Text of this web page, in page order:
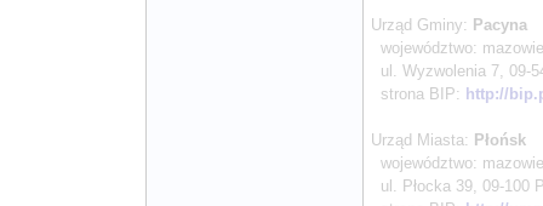
Urząd Gminy: Pacyna
województwo:
ul. Wyzwolenia 7, 09-
strona BIP: http://
Urząd Miasta: Płońsk
województwo:
ul. Płocka 39, 09-100